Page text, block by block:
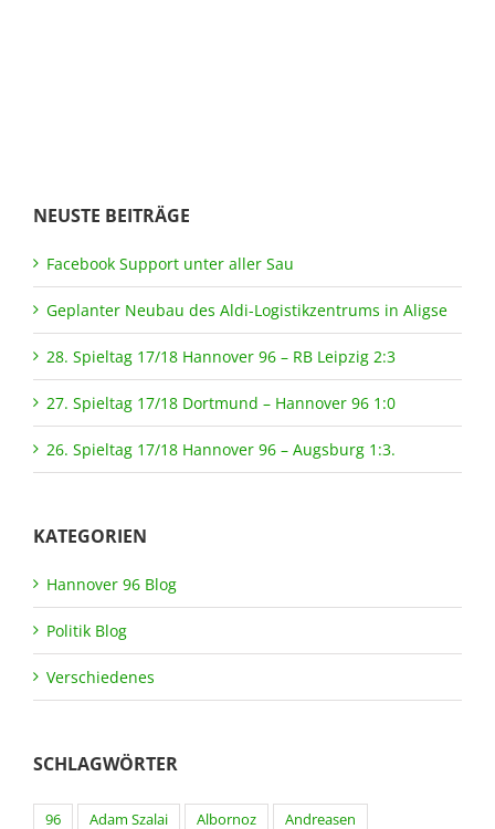
NEUSTE BEITRÄGE
Facebook Support unter aller Sau
Geplanter Neubau des Aldi-Logistikzentrums in Aligse
28. Spieltag 17/18 Hannover 96 – RB Leipzig 2:3
27. Spieltag 17/18 Dortmund – Hannover 96 1:0
26. Spieltag 17/18 Hannover 96 – Augsburg 1:3.
KATEGORIEN
Hannover 96 Blog
Politik Blog
Verschiedenes
SCHLAGWÖRTER
96 Adam Szalai Albornoz Andreasen